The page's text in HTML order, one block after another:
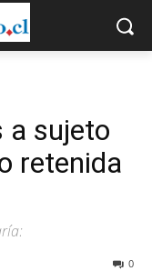
a sujeto
retenida
0